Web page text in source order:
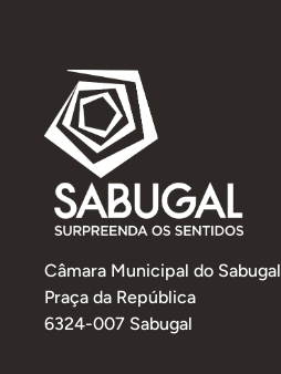
Câmara Municipal do Sabugal
Praça da República
6324-007 Sabugal